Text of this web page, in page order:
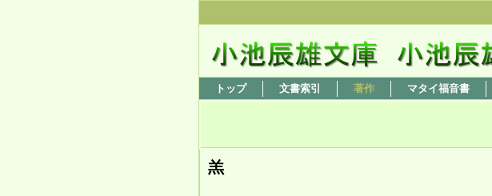
トップ 文書索引 著作 マタイ福音書
羔